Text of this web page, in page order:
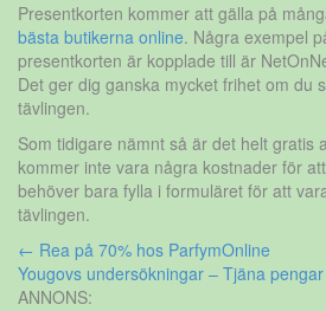
Presentkorten kommer att gälla på
bästa butikerna online. Några exempel
presentkorten är kopplade till är
Det ger dig ganska mycket frihet om du
tävlingen.
Som tidigare nämnt så är det helt gratis
kommer inte vara några kostnader för
behöver bara fylla i formuläret för att
tävlingen.
← Rea på 70% hos ParfymOnline
Yougovs undersökningar – Tjäna
ANNONS: